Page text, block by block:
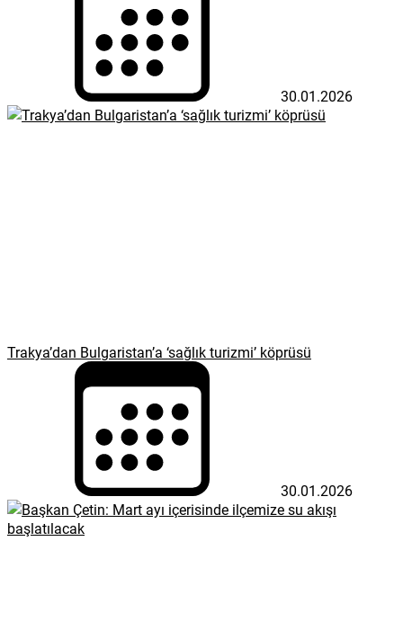
30.01.2026
Trakya’dan Bulgaristan’a ‘sağlık turizmi’ köprüsü
30.01.2026